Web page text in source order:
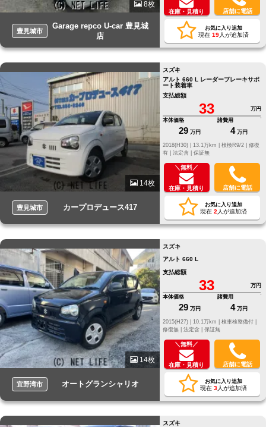
8枚
豊見城市
Garage repco U-car 豊見城
店
在庫・見積り 店舗に電話
お気に入り追加
現在 19人が追加済
14枚
豊見城市 カープロデュース417
スズキ
アルト 660 L レーダーブレーキサポ
ート装着車
支払総額
33
万円
本体価格
29 万円
諸費用
4 万円
修復
有 | 法定含 | 保証無
＼無料／
在庫・見積り 店舗に電話
お気に入り追加
現在 2 人が追加済
14枚
宜野湾市 オートグランシャリオ
スズキ
アルト 660 L
支払総額
33
万円
本体価格
29 万円
諸費用
4 万円
修復無 | 法定含 | 保証無
＼無料／
在庫・見積り 店舗に電話
お気に入り追加
現在 3人が追加済
スズキ